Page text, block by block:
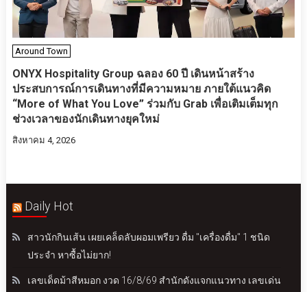
Around Town
ONYX Hospitality Group ฉลอง 60 ปี เดินหน้าสร้าง
ประสบการณ์การเดินทางที่มีความหมาย ภายใต้แนวคิด
“More of What You Love” ร่วมกับ Grab เพื่อเติมเต็มทุก
ช่วงเวลาของนักเดินทางยุคใหม่
สิงหาคม 4, 2026
Daily Hot
สาวนักกินเส้น เผยเคล็ดลับผอมเพรียว ดื่ม "เครื่องดื่ม" 1 ชนิด
ประจำ หาซื้อไม่ยาก!
เลขเด็ดม้าสีหมอก งวด 16/8/69 สำนักดังแจกแนวทาง เลขเด่น